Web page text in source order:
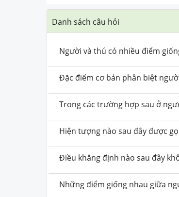
Danh sách câu hỏi
Người và thú có nhiều điểm
Đặc điểm cơ bản phân biệt
Trong các trường hợp sau ở
Hiện tượng nào sau đây được
Điều khẳng định nào sau đây
Những điểm giống nhau giữa